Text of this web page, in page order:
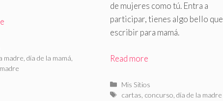
madre día de la mamá
madre
de mujeres como tú. Entra a
participar, tienes algo bello que
escribir para mamá.
Read more
Categorías
Mis Sitios
Etiquetas
cartas concurso ,día de la madre